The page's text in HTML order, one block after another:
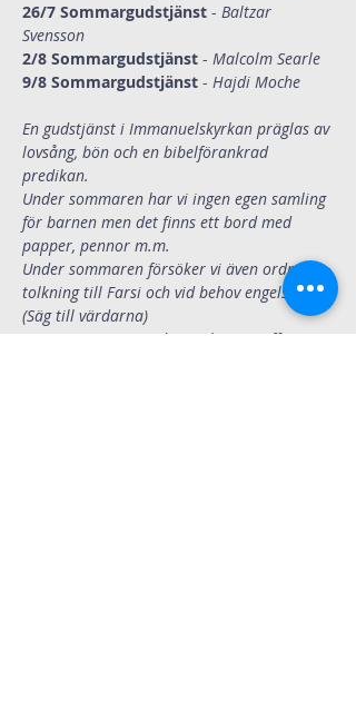
26/7 Sommargudstjänst - Baltzar
Svensson
2/8 Sommargudstjänst - Malcolm Searle
9/8 Sommargudstjänst - Hajdi Moche
En gudstjänst i Immanuelskyrkan präglas av
lovsång, bön och en bibelförankrad
predikan.
Under sommaren har vi ingen egen samling
för barnen men det finns ett bord med
papper, pennor m.m.
Under sommaren försöker vi även ordna
tolkning till Farsi och vid behov engelska
(Säg till värdarna)
During summer we do our best to offer